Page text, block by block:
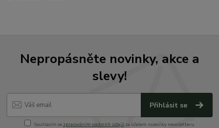
Nepropásněte novinky, akce a
slevy!
Přihlásit se
Souhlasím se zpracováním osobních údajůza účelem rozesílky newsletteru.